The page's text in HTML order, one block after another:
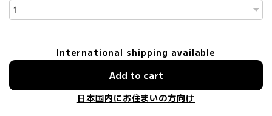
International shipping available
Add to cart
日本国内にお住まいの方向け